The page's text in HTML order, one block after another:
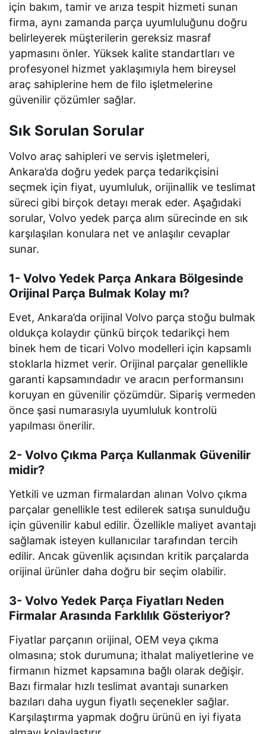
için bakım, tamir ve arıza tespit hizmeti sunan
firma, aynı zamanda parça uyumluluğunu doğru
belirleyerek müşterilerin gereksiz masraf
yapmasını önler. Yüksek kalite standartları ve
profesyonel hizmet yaklaşımıyla hem bireysel
araç sahiplerine hem de filo işletmelerine
güvenilir çözümler sağlar.
Sık Sorulan Sorular
Volvo araç sahipleri ve servis işletmeleri,
Ankara’da doğru yedek parça tedarikçisini
seçmek için fiyat, uyumluluk, orijinallik ve teslimat
süreci gibi birçok detayı merak eder. Aşağıdaki
sorular, Volvo yedek parça alım sürecinde en sık
karşılaşılan konulara net ve anlaşılır cevaplar
sunar.
1- Volvo Yedek Parça Ankara Bölgesinde
Orijinal Parça Bulmak Kolay mı?
Evet, Ankara’da orijinal Volvo parça stoğu bulmak
oldukça kolaydır çünkü birçok tedarikçi hem
binek hem de ticari Volvo modelleri için kapsamlı
stoklarla hizmet verir. Orijinal parçalar genellikle
garanti kapsamındadır ve aracın performansını
koruyan en güvenilir çözümdür. Sipariş vermeden
önce şasi numarasıyla uyumluluk kontrolü
yapılması önerilir.
2- Volvo Çıkma Parça Kullanmak Güvenilir
midir?
Yetkili ve uzman firmalardan alınan Volvo çıkma
parçalar genellikle test edilerek satışa sunulduğu
için güvenilir kabul edilir. Özellikle maliyet avantajı
sağlamak isteyen kullanıcılar tarafından tercih
edilir. Ancak güvenlik açısından kritik parçalarda
orijinal ürünler daha doğru bir seçim olabilir.
3- Volvo Yedek Parça Fiyatları Neden
Firmalar Arasında Farklılık Gösteriyor?
Fiyatlar parçanın orijinal, OEM veya çıkma
olmasına; stok durumuna; ithalat maliyetlerine ve
firmanın hizmet kapsamına bağlı olarak değişir.
Bazı firmalar hızlı teslimat avantajı sunarken
bazıları daha uygun fiyatlı seçenekler sağlar.
Karşılaştırma yapmak doğru ürünü en iyi fiyata